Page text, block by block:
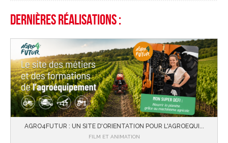
Dernières réalisations :
AGRO4FUTUR : UN SITE D'ORIENTATION POUR L'AGROEQUI...
FILM ET ANIMATION